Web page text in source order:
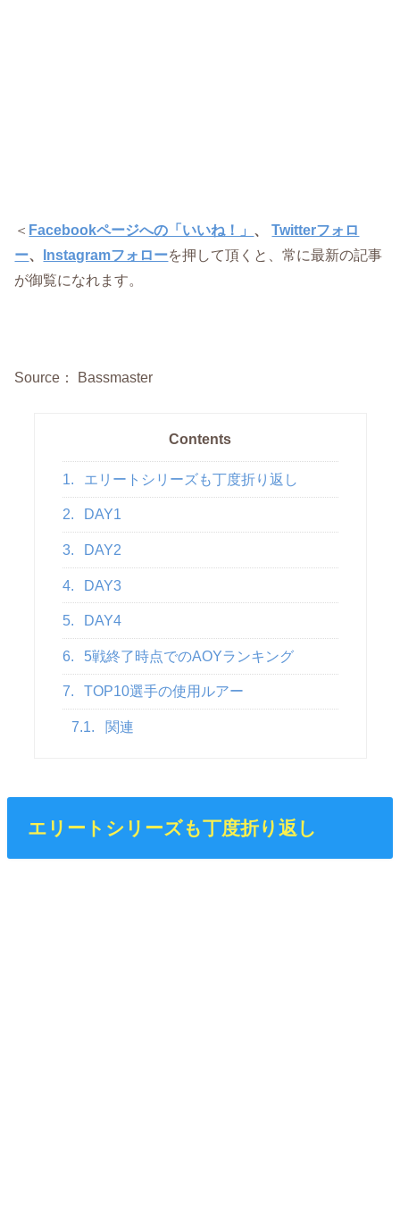
＜ Facebookページへの「いいね！」 、Twitterフォロ
ー、 Instagramフォローを押して頂くと、常に最新の記事
が御覧になれます。
Source： Bassmaster
Contents
1. エリートシリーズも丁度折り返し
2. DAY1
3. DAY2
4. DAY3
5. DAY4
6. 5戦終了時点でのAOYランキング
7. TOP10選手の使用ルアー
7.1. 関連
エリートシリーズも丁度折り返し